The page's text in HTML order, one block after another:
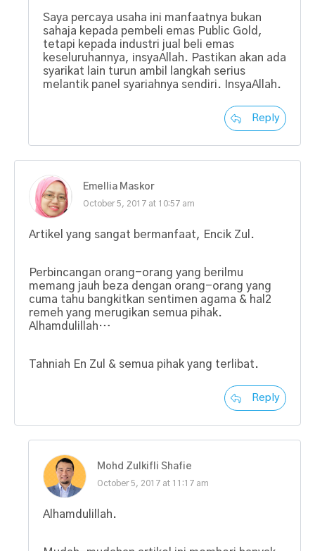
Saya percaya usaha ini manfaatnya bukan
sahaja kepada pembeli emas Public Gold,
tetapi kepada industri jual beli emas
keseluruhannya, insyaAllah. Pastikan akan ada
syarikat lain turun ambil langkah serius
melantik panel syariahnya sendiri. InsyaAllah.
Reply
Emellia Maskor
October 5, 2017 at 10:57 am
Artikel yang sangat bermanfaat, Encik Zul.
Perbincangan orang-orang yang berilmu
memang jauh beza dengan orang-orang yang
cuma tahu bangkitkan sentimen agama & hal2
remeh yang merugikan semua pihak.
Alhamdulillah…
Tahniah En Zul & semua pihak yang terlibat.
Reply
Mohd Zulkifli Shafie
October 5, 2017 at 11:17 am
Alhamdulillah.